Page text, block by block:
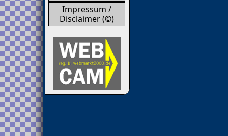
Impressum /
Disclaimer (©)